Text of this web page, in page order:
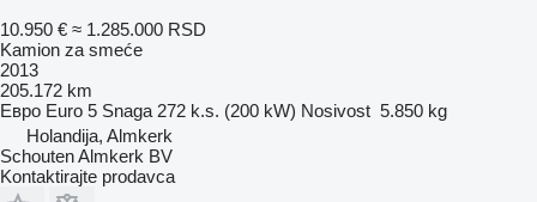
10.950 € ≈ 1.285.000 RSD
Kamion za smeće
2013
205.172 km
Евро Euro 5 Snaga 272 k.s. (200 kW) Nosivost 5.850 kg
Holandija, Almkerk
Schouten Almkerk BV
Kontaktirajte prodavca